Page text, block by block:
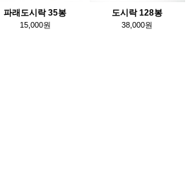
파래도시락 35봉
15,000원
도시락 128봉
38,000원